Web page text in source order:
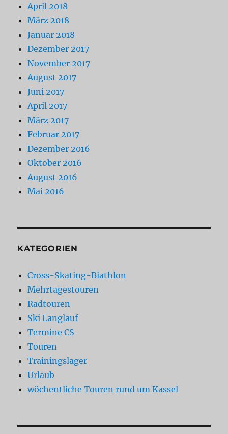
April 2018
März 2018
Januar 2018
Dezember 2017
November 2017
August 2017
Juni 2017
April 2017
März 2017
Februar 2017
Dezember 2016
Oktober 2016
August 2016
Mai 2016
KATEGORIEN
Cross-Skating-Biathlon
Mehrtagestouren
Radtouren
Ski Langlauf
Termine CS
Touren
Trainingslager
Urlaub
wöchentliche Touren rund um Kassel